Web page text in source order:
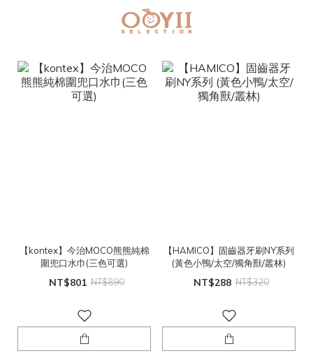
【kontex】今治MOCO熊熊純棉
圍兜口水巾(三色可選)
NT$801 NT$890
【HAMICO】固齒器牙刷NY系列
(黃色小鴨/太空/獨角獸/叢林)
NT$288 NT$320